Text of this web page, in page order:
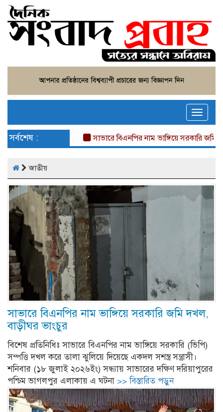
Toggle
সর্বশেষ : সাভারে বিএনপির নাম ভাঙ্গিয়ে সরকারি জমি দখল,
জাতীয়
সাভারে বিএনপির নাম ভাঙ্গিয়ে সরকারি জমি দখল,
বাড়ীঘর ভাংচুর
বিশেষ প্রতিনিধিঃ সাভারে বিএনপির নাম ভাঙ্গিয়ে সরকারি (ভিপি)
সম্পত্তি দখল করে তালা ঝুলিয়ে দিয়েছে একদল সশস্ত্র সন্ত্রাসী।
শনিবার (১৮ জুলাই ২০২৬ইং) সন্ধ্যায় সাভারের দক্ষিণ দরিয়াপুরের
পশ্চিম ভাগলপুর এলাকায় এ ঘটনা >> বিস্তারিত পড়ুন